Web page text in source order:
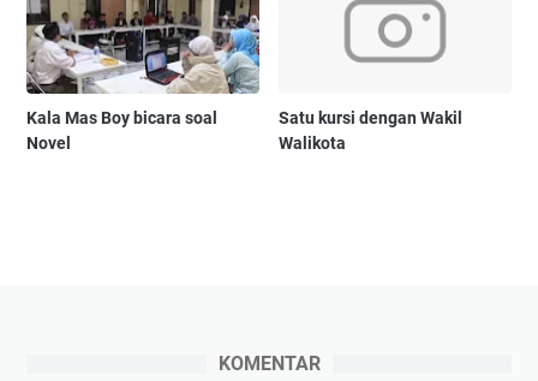
Kala Mas Boy bicara soal
Novel
Satu kursi dengan Wakil
Walikota
KOMENTAR